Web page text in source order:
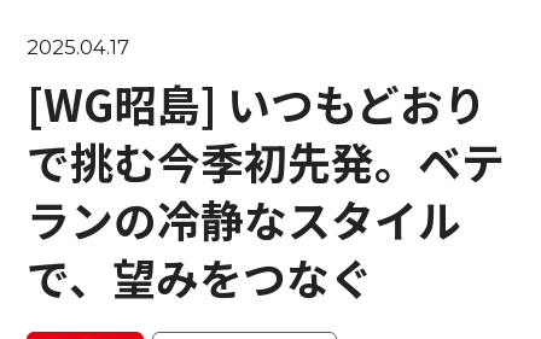
2025.04.17
[WG昭島] いつもどおり
で挑む今季初先発。ベテ
ランの冷静なスタイル
で、望みをつなぐ